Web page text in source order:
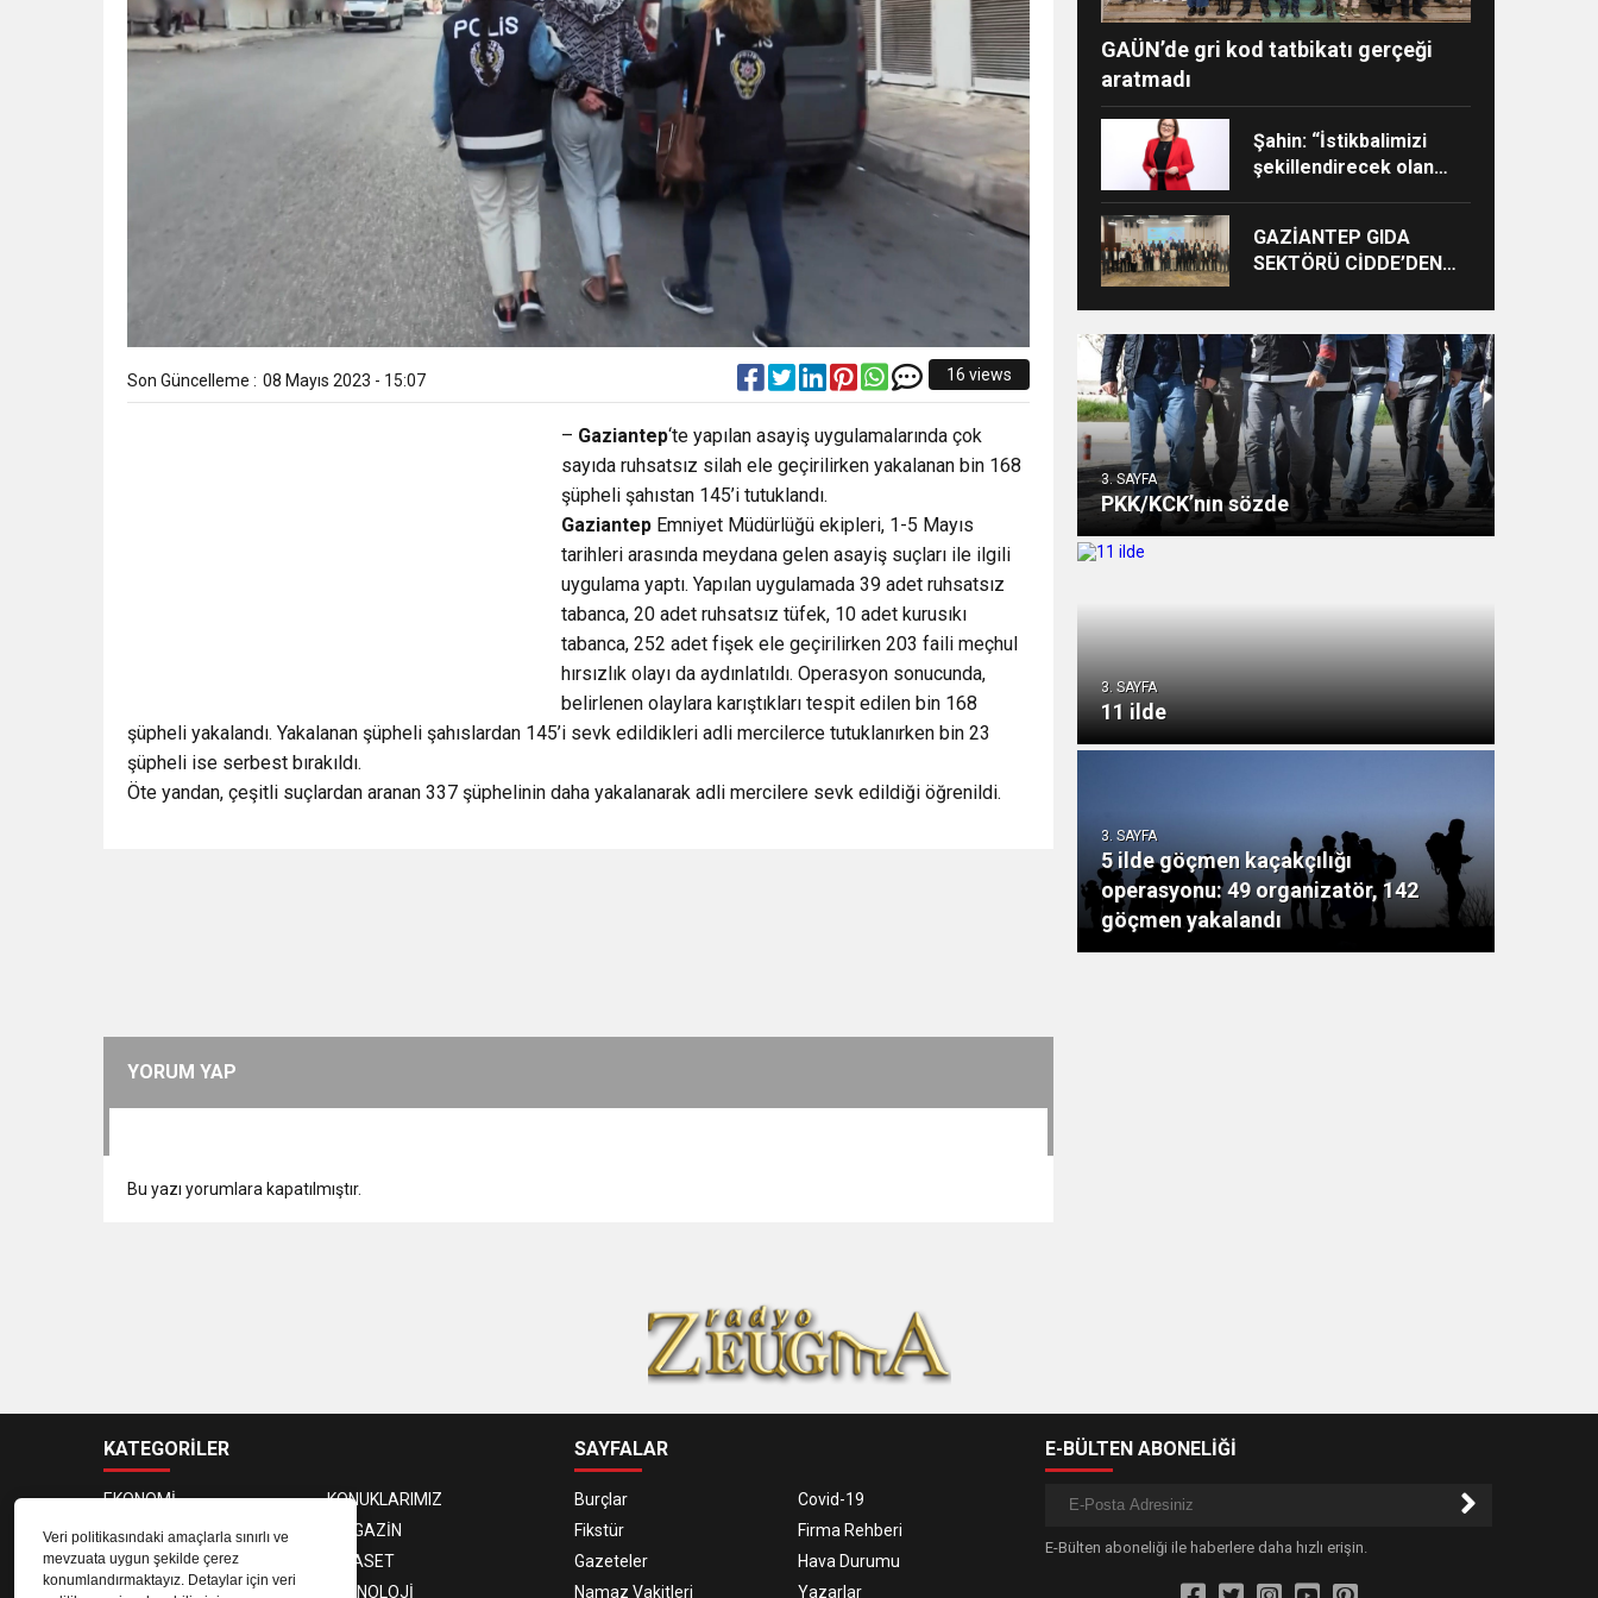
Veri politikasındaki amaçlarla sınırlı ve
mevzuata uygun şekilde çerez
konumlandırmaktayız. Detaylar için veri
Son Güncelleme : 08 Mayıs 2023 - 15:07 16 views
– Gaziantep‘te yapılan asayiş uygulamalarında çok
sayıda ruhsatsız silah ele geçirilirken yakalanan bin 168
şüpheli şahıstan 145’i tutuklandı.
Gaziantep Emniyet Müdürlüğü ekipleri, 1-5 Mayıs
tarihleri arasında meydana gelen asayiş suçları ile ilgili
uygulama yaptı. Yapılan uygulamada 39 adet ruhsatsız
tabanca, 20 adet ruhsatsız tüfek, 10 adet kurusıkı
tabanca, 252 adet fişek ele geçirilirken 203 faili meçhul
hırsızlık olayı da aydınlatıldı. Operasyon sonucunda,
belirlenen olaylara karıştıkları tespit edilen bin 168
şüpheli yakalandı. Yakalanan şüpheli şahıslardan 145’i sevk edildikleri adli mercilerce tutuklanırken bin 23
şüpheli ise serbest bırakıldı.
Öte yandan, çeşitli suçlardan aranan 337 şüphelinin daha yakalanarak adli mercilere sevk edildiği öğrenildi.
YORUM YAP
Bu yazı yorumlara kapatılmıştır.
GAÜN’de gri kod tatbikatı gerçeği
aratmadı
Şahin: “İstikbalimizi
şekillendirecek olan
GAZİANTEP GIDA
SEKTÖRÜ CİDDE’DEN
DÖNDÜ
3. SAYFA
PKK/KCK’nın sözde
3. SAYFA
11 ilde
3. SAYFA
5 ilde göçmen kaçakçılığı
operasyonu: 49 organizatör, 142
göçmen yakalandı
KATEGORİLER
EKONOMİ
KONUKLARIMIZ
PROGRAMCILAR
MAGAZİN
SAĞLIK
SİYASET
SPOR
TEKNOLOJİ
SAYFALAR
Burçlar
Covid-19
Fikstür
Firma Rehberi
Gazeteler
Hava Durumu
Namaz Vakitleri
Yazarlar
E-BÜLTEN ABONELİĞİ
E-Bülten aboneliği ile haberlere daha hızlı erişin.